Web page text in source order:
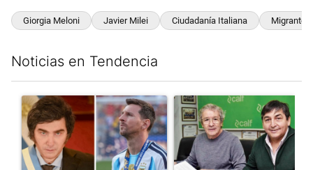
Giorgia Meloni Javier Milei Ciudadanía Italiana Migrantes
Noticias en Tendencia
Un artículo de tendencia con el título "Milei despidió a Jorge
Un artículo de tendencia con